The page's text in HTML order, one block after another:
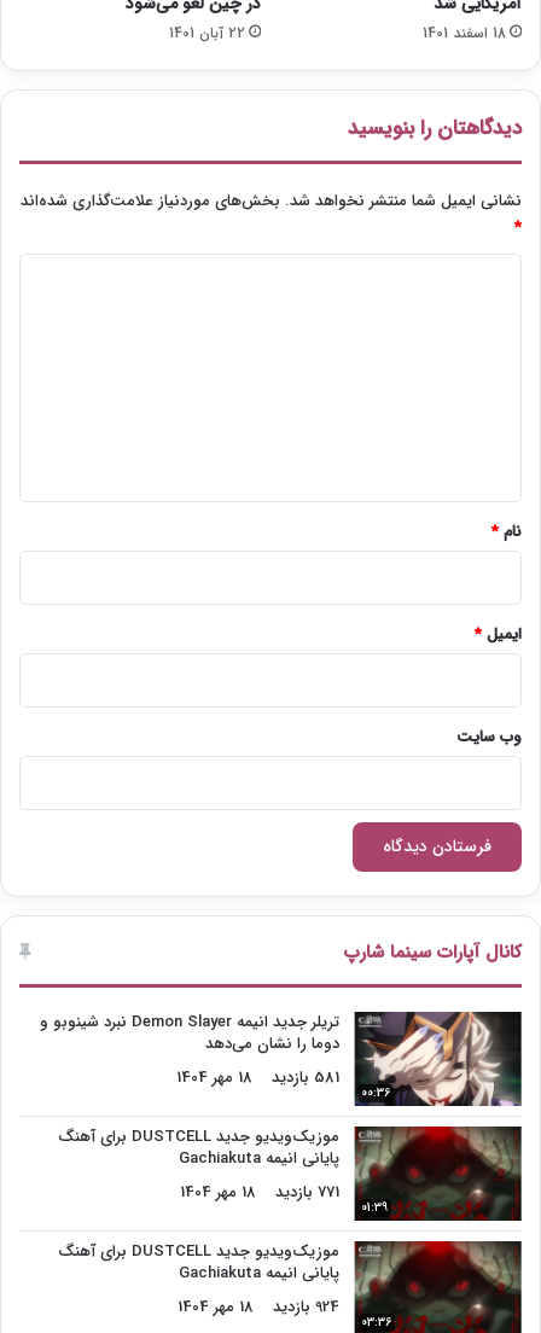
18 اسفند 1401 22 آبان 1401
دیدگاهتان را بنویسید
نشانی ایمیل شما منتشر نخواهد شد. بخش‌های موردنیاز علامت‌گذاری شده‌اند
*
نام*
ایمیل*
وب‌ سایت
کانال آپارات سینما شارپ
00:36
تریلر جدید انیمه Demon Slayer نبرد شینوبو و
دوما را نشان می‌دهد
581 بازدید
18 مهر 1404
01:39
موزیک‌ویدیو جدید DUSTCELL برای آهنگ
پایانی انیمه Gachiakuta
771 بازدید
18 مهر 1404
03:36
موزیک‌ویدیو جدید DUSTCELL برای آهنگ
پایانی انیمه Gachiakuta
924 بازدید
18 مهر 1404